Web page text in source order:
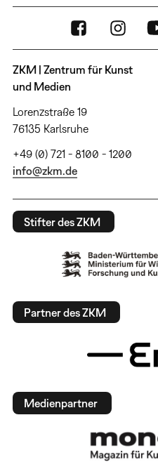
ZKM | Zentrum für Kunst
und Medien
Lorenzstraße 19
76135 Karlsruhe
+49 (0) 721 - 8100 - 1200
info@zkm.de
Stifter des ZKM
Partner des ZKM
Medienpartner